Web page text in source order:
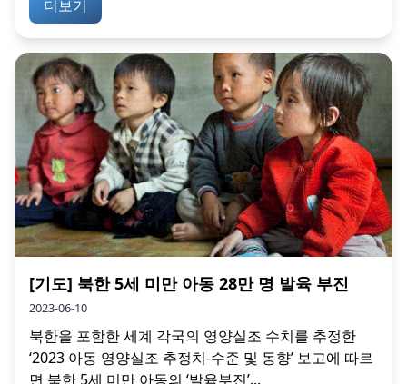
더보기
[기도] 북한 5세 미만 아동 28만 명 발육 부진
2023-06-10
북한을 포함한 세계 각국의 영양실조 수치를 추정한
‘2023 아동 영양실조 추정치-수준 및 동향’ 보고에 따르
면 북한 5세 미만 아동의 ‘발육부진’...